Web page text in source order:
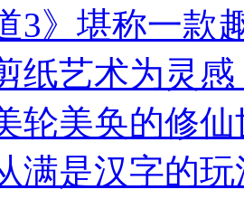
3》堪称一
纸艺术为灵
轮美奂的修
满是汉字的